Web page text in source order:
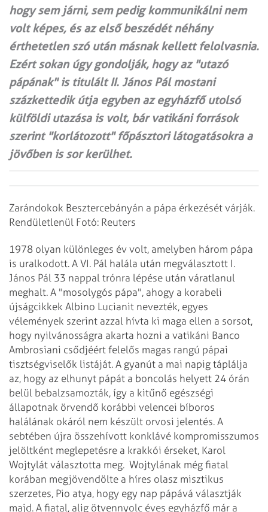
hogy sem járni, sem pedig kommunikálni nem
volt képes, és az első beszédét néhány
érthetetlen szó után másnak kellett felolvasnia.
Ezért sokan úgy gondolják, hogy az "utazó
pápának" is titulált II. János Pál mostani
százkettedik útja egyben az egyházfő utolsó
külföldi utazása is volt, bár vatikáni források
szerint "korlátozott" főpásztori látogatásokra a
jövőben is sor kerülhet.
Zarándokok Besztercebányán a pápa érkezését várják.
Rendületlenül Fotó: Reuters
1978 olyan különleges év volt, amelyben három pápa
is uralkodott. A VI. Pál halála után megválasztott I.
János Pál 33 nappal trónra lépése után váratlanul
meghalt. A "mosolygós pápa", ahogy a korabeli
újságcikkek Albino Lucianit nevezték, egyes
vélemények szerint azzal hívta ki maga ellen a sorsot,
hogy nyilvánosságra akarta hozni a vatikáni Banco
Ambrosiani csődjéért felelős magas rangú pápai
tisztségviselők listáját. A gyanút a mai napig táplálja
az, hogy az elhunyt pápát a boncolás helyett 24 órán
belül bebalzsamozták, így a kitűnő egészségi
állapotnak örvendő korábbi velencei bíboros
halálának okáról nem készült orvosi jelentés. A
sebtében újra összehívott konklávé kompromisszumos
jelöltként meglepetésre a krakkói érseket, Karol
Wojtylát választotta meg. Wojtylának még fiatal
korában megjövendölte a híres olasz misztikus
szerzetes, Pio atya, hogy egy nap pápává választják
majd. A fiatal, alig ötvennyolc éves egyházfő már a